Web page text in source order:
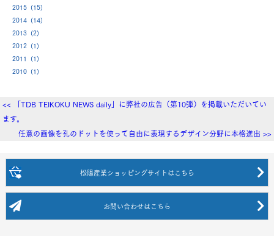
2015 (15)
2014 (14)
2013 (2)
2012 (1)
2011 (1)
2010 (1)
<< 「TDB TEIKOKU NEWS daily」に弊社の広告（第10弾）を掲載いただいてい
ます。
任意の画像を孔のドットを使って自由に表現するデザイン分野に本格進出 >>
松陽産業ショッピングサイトはこちら
お問い合わせはこちら